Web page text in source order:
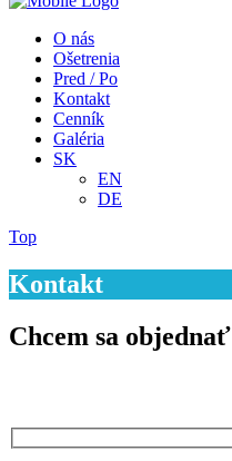
O nás
Ošetrenia
Pred / Po
Kontakt
Cenník
Galéria
SK
EN
DE
Top
Kontakt
Chcem sa objednať